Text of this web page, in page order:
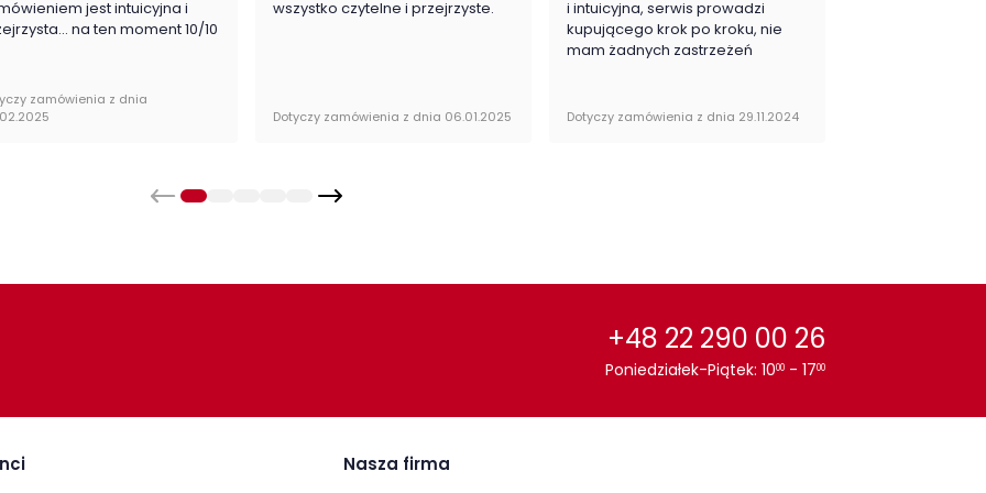
oferty kolekcji Natural
Kolor / wzór : Dąb
jest intuicyjna i
na ten moment 10/10
zamówienia z dnia
wszystko czytelne i przejrzyste.
Dotyczy zamówienia z dnia 06.01.2025
i intuicyjna, serwis prowadzi
kupującego krok po kroku, nie
mam żadnych zastrzeżeń
Dotyczy zamówienia z dnia 29.11.2024
+48 22 290 00 26
Poniedziałek-Piątek: 1000 - 1700
Nasza firma